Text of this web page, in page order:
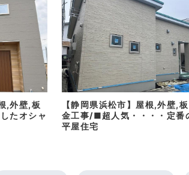
,外壁,板
たオシャ
【静岡県浜松市】屋根,外壁,板
金工事/■超人気・・・・定番
平屋住宅